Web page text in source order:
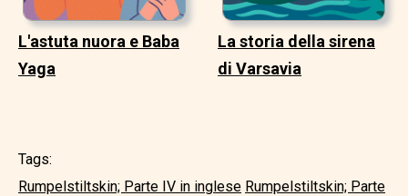
L'astuta nuora e Baba
Yaga
La storia della sirena
di Varsavia
Tags:
Rumpelstiltskin; Parte IV in inglese Rumpelstiltskin; Parte